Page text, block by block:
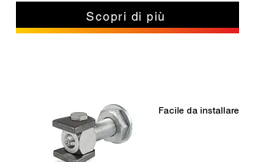
Scopri di più
Facile da installare